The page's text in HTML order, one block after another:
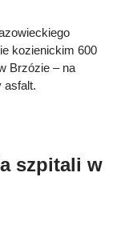
kozienickim 600
Brzózie – na
asfalt.
szpitali w